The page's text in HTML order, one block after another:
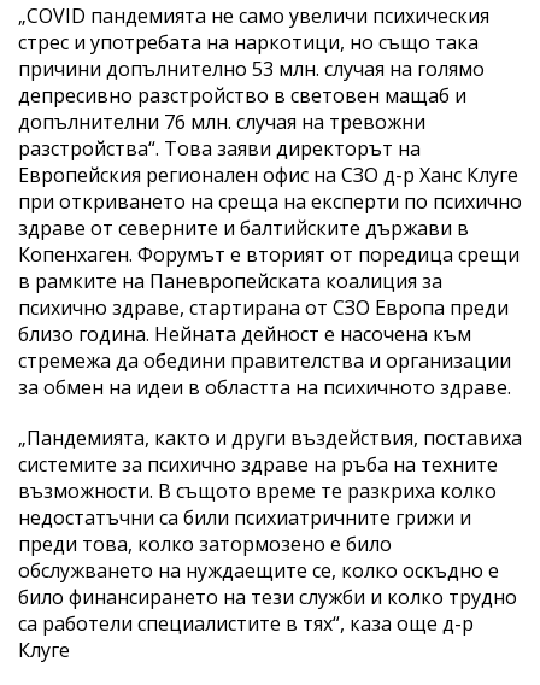
„COVID пандемията не само увеличи психическия
стрес и употребата на наркотици, но също така
причини допълнително 53 млн. случая на голямо
депресивно разстройство в световен мащаб и
допълнителни 76 млн. случая на тревожни
разстройства“. Това заяви директорът на
Европейския регионален офис на СЗО д-р Ханс Клуге
при откриването на среща на експерти по психично
здраве от северните и балтийските държави в
Копенхаген. Форумът е вторият от поредица срещи
в рамките на Паневропейската коалиция за
психично здраве, стартирана от СЗО Европа преди
близо година. Нейната дейност е насочена към
стремежа да обедини правителства и организации
за обмен на идеи в областта на психичното здраве.
„Пандемията, както и други въздействия, поставиха
системите за психично здраве на ръба на техните
възможности. В същото време те разкриха колко
недостатъчни са били психиатричните грижи и
преди това, колко затормозено е било
обслужването на нуждаещите се, колко оскъдно е
било финансирането на тези служби и колко трудно
са работели специалистите в тях“, каза още д-р
Клуге